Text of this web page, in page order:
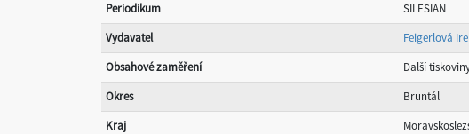
Periodikum
SILESIAN
Vydavatel
Feigerlová
Obsahové zaměření
Další
Okres
Bruntál
Kraj